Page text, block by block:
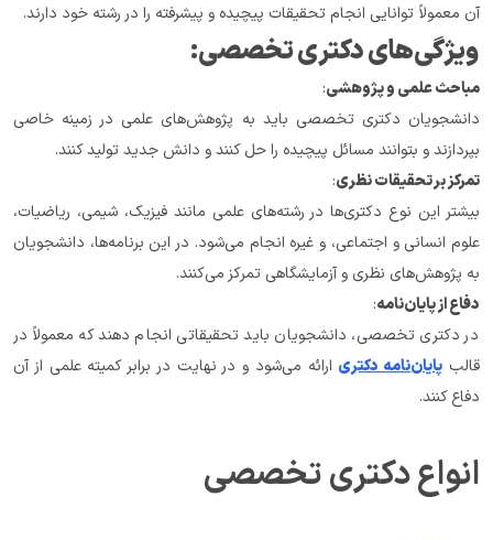
آن معمولاً توانایی انجام تحقیقات پیچیده و پیشرفته را در رشته خود دارند.
ویژگی‌های دکتری تخصصی:
مباحث علمی و پژوهشی:
بپردازند و بتوانند مسائل پیچیده را حل کنند و دانش جدید تولید کنند.
تمرکز بر تحقیقات نظری:
به پژوهش‌های نظری و آزمایشگاهی تمرکز می‌کنند.
دفاع از پایان‌نامه
:
قالب پایان‌نامه دکتری
دفاع کنند.
انواع دکتری تخصصی